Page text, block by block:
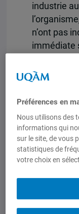
industrie
n’ont pas
immédiate
consulter le
Préférences en
Nous utilisons des
informations qui
sur le site, de vous
statistiques de
votre choix en